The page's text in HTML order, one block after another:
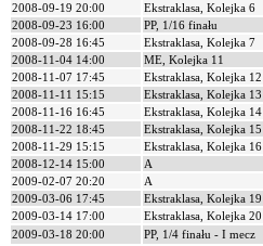
2008-09-19 20:00
Ekstraklasa, Kolejka 6
2008-09-23 16:00
PP, 1/16 finału
2008-09-28 16:45
Ekstraklasa, Kolejka 7
2008-11-04 14:00
ME, Kolejka 11
2008-11-07 17:45
Ekstraklasa, Kolejka 12
2008-11-11 15:15
Ekstraklasa, Kolejka 13
2008-11-16 16:45
Ekstraklasa, Kolejka 14
2008-11-22 18:45
Ekstraklasa, Kolejka 15
2008-11-29 15:15
Ekstraklasa, Kolejka 16
2008-12-14 15:00
A
2009-02-07 20:20
A
2009-03-06 17:45
Ekstraklasa, Kolejka 19
2009-03-14 17:00
Ekstraklasa, Kolejka 20
2009-03-18 20:00
PP, 1/4 finału - I mecz